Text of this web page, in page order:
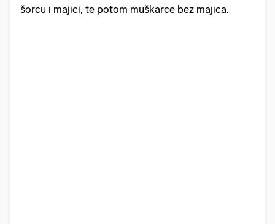
šorcu i majici, te potom muškarce bez majica.